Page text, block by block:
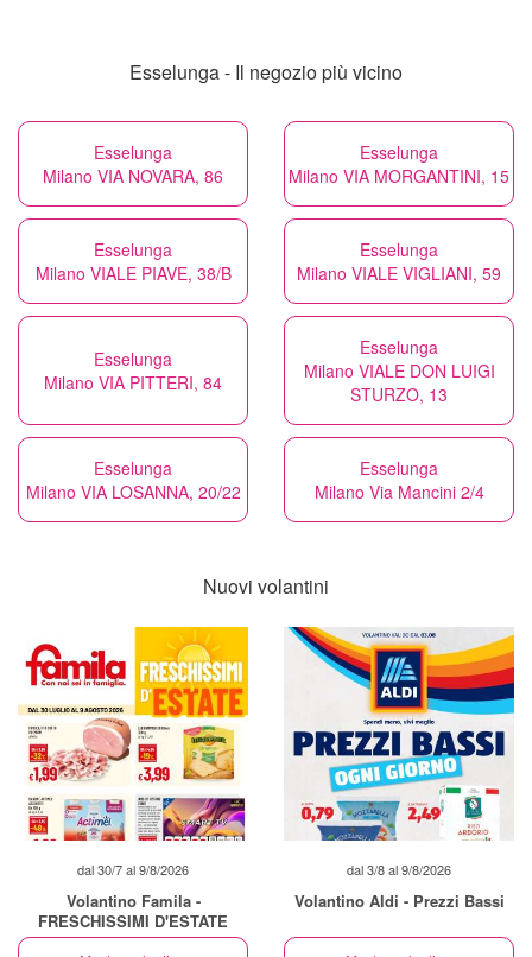
Esselunga - Il negozio più vicino
Esselunga
Milano VIA NOVARA, 86
Esselunga
Milano VIA MORGANTINI, 15
Esselunga
Milano VIALE PIAVE, 38/B
Esselunga
Milano VIALE VIGLIANI, 59
Esselunga
Milano VIA PITTERI, 84
Esselunga
Milano VIALE DON LUIGI
STURZO, 13
Esselunga
Milano VIA LOSANNA, 20/22
Esselunga
Milano Via Mancini 2/4
Nuovi volantini
dal 30/7 al 9/8/2026
Volantino Famila -
FRESCHISSIMI D'ESTATE
dal 3/8 al 9/8/2026
Volantino Aldi - Prezzi Bassi